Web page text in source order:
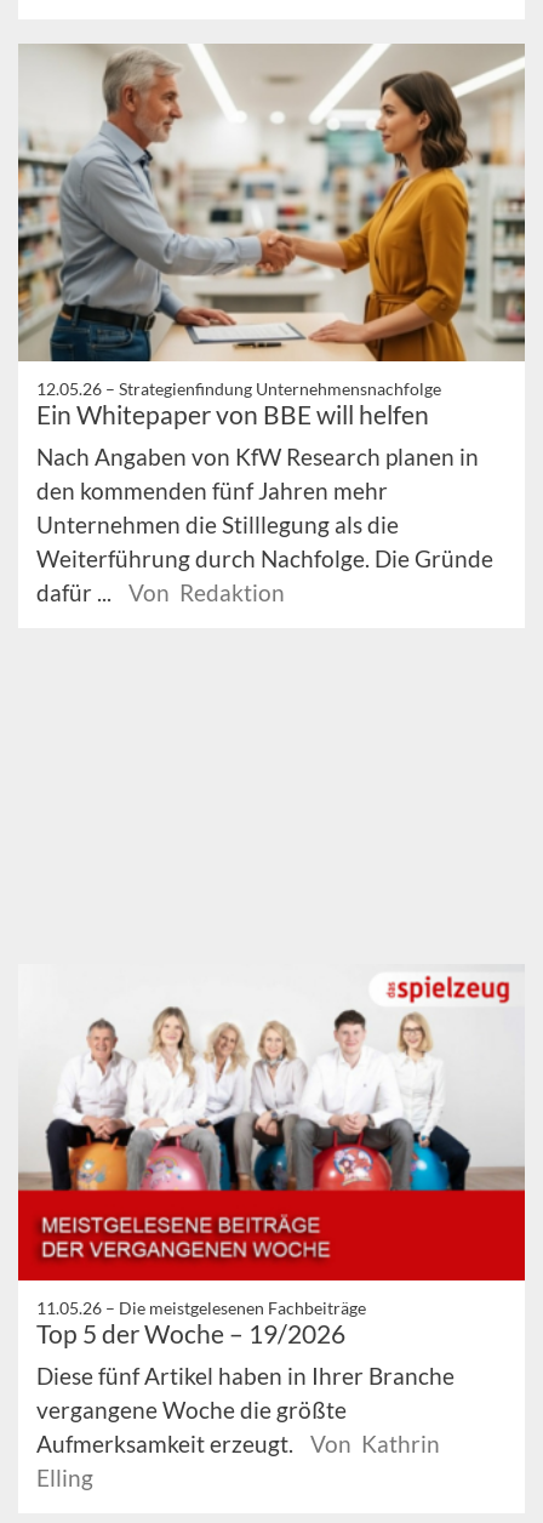
12.05.26 – Strategienfindung Unternehmensnachfolge
Ein Whitepaper von BBE will helfen
Nach Angaben von KfW Research planen in
den kommenden fünf Jahren mehr
Unternehmen die Stilllegung als die
Weiterführung durch Nachfolge. Die Gründe
dafür ...
Von Redaktion
11.05.26 – Die meistgelesenen Fachbeiträge
Top 5 der Woche – 19/2026
Diese fünf Artikel haben in Ihrer Branche
vergangene Woche die größte
Aufmerksamkeit erzeugt.
Von Kathrin
Elling